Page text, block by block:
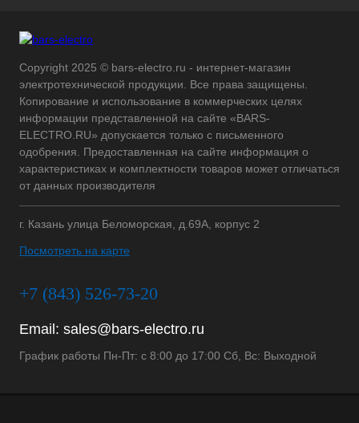
Copyright 2025 © bars-electro.ru - интернет-магазин
электротехнической продукции. Все права защищены.
Копирование и использование в коммерческих целях
информации представленной на сайте «BARS-
ELECTRO.RU» допускается только с письменного
одобрения. Предоставленная на сайте информация о
характеристиках и комплектности товаров может отличаться
от данных производителя
г. Казань улица Беломорская, д.69А, корпус 2
Посмотреть на карте
+7 (843) 526-73-20
Email: sales@bars-electro.ru
График работы Пн-Пт: с 8:00 до 17:00 Сб, Вс: Выходной